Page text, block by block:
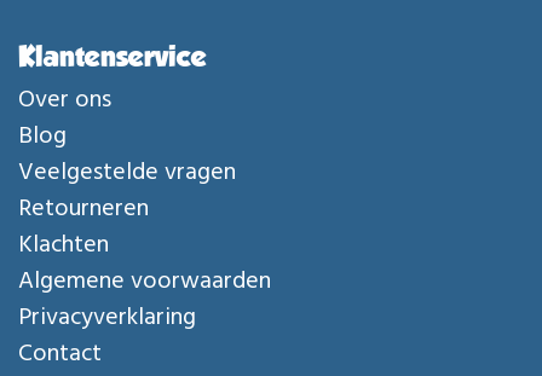
Klantenservice
Over ons
Blog
Veelgestelde vragen
Retourneren
Klachten
Algemene voorwaarden
Privacyverklaring
Contact